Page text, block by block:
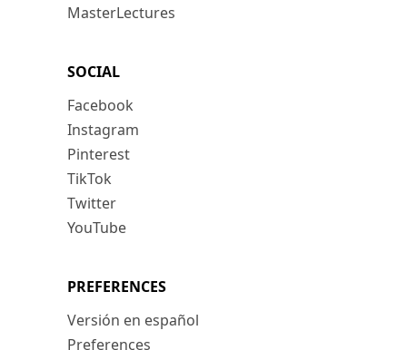
MasterLectures
SOCIAL
Facebook
Instagram
Pinterest
TikTok
Twitter
YouTube
PREFERENCES
Versión en español
Preferences